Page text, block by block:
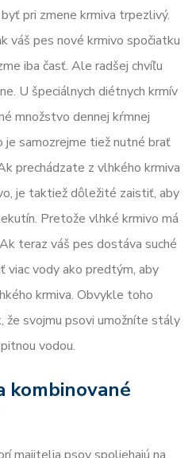
pri zmene krmiva trpezlivý.
váš pes nové krmivo spočiatku
iba časť. Ale radšej chvíľu
U špeciálnych diétnych krmív
množstvo dennej kŕmnej
je samozrejme tiež nutné brať
prechádzate z vlhkého krmiva
je taktiež dôležité zaistiť, aby
Pretože vlhké krmivo má
teraz váš pes dostáva suché
viac vody ako predtým, aby
krmiva. Obvykle toho
že svojmu psovi umožníte stály
vodou.
kombinované